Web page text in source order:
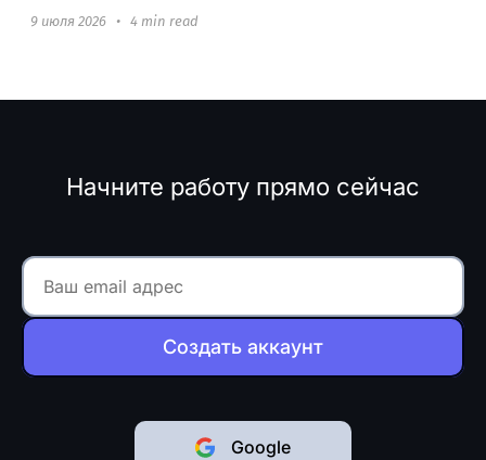
9 июля 2026 • 4 min read
Начните работу прямо сейчас
Создать аккаунт
Google